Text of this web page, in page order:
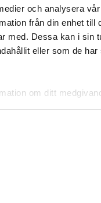
och analysera
från din enhet till
med. Dessa kan i sin
eller som de
om ditt